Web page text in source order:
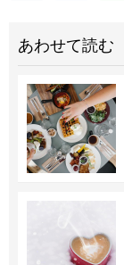
あわせて読む